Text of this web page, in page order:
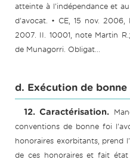
atteinte à l'indépendance et
d'avocat. • CE, 15 nov.
2007. II. 10001, note Martin
de Munagorri. Obligat...
d. Exécution de bonne
12. Caractérisation.
conventions de bonne foi
honoraires exorbitants, prend
de ces honoraires et fait